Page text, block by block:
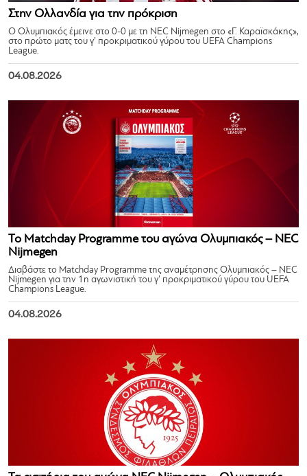
Στην Ολλανδία για την πρόκριση
Ο Ολυμπιακός έμεινε στο 0-0 με τη NEC Nijmegen στο «Γ. Καραϊσκάκης»,
στο πρώτο ματς του γ’ προκριματικού γύρου του UEFA Champions
League.
04.08.2026
Το Matchday Programme του αγώνα Ολυμπιακός – NEC
Nijmegen
Διαβάστε το Matchday Programme της αναμέτρησης Ολυμπιακός – NEC
Nijmegen για την 1η αγωνιστική του γ’ προκριματικού γύρου του UEFA
Champions League.
04.08.2026